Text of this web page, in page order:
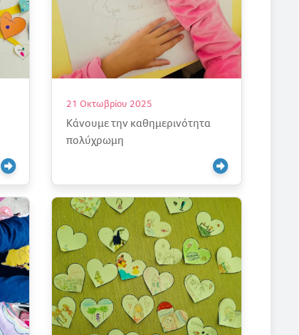
21 Οκτωβρίου 2025
Κάνουμε την καθημερινότητα
πολύχρωμη